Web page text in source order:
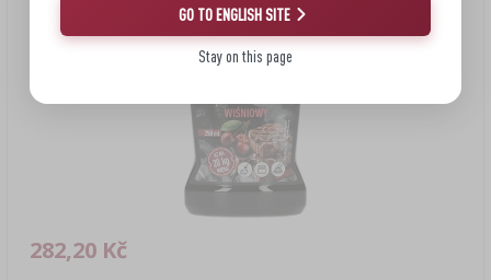
282,20 Kč
GO TO ENGLISH SITE
Stay on this page